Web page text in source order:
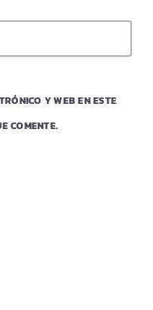
Y WEB EN ESTE
COMENTE.